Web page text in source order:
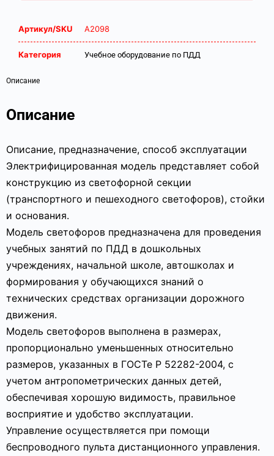
Артикул/SKU А2098
Категория Учебное оборудование по ПДД
Описание
Описание
Описание, предназначение, способ эксплуатации
Электрифицированная модель представляет собой
конструкцию из светофорной секции
(транспортного и пешеходного светофоров), стойки
и основания.
Модель светофоров предназначена для проведения
учебных занятий по ПДД в дошкольных
учреждениях, начальной школе, автошколах и
формирования у обучающихся знаний о
технических средствах организации дорожного
движения.
Модель светофоров выполнена в размерах,
пропорционально уменьшенных относительно
размеров, указанных в ГОСТе Р 52282-2004, с
учетом антропометрических данных детей,
обеспечивая хорошую видимость, правильное
восприятие и удобство эксплуатации.
Управление осуществляется при помощи
беспроводного пульта дистанционного управления.